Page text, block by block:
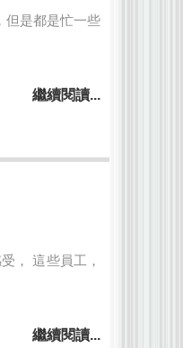
但是都是忙一些
繼續閱讀...
， 這些員工，
繼續閱讀...